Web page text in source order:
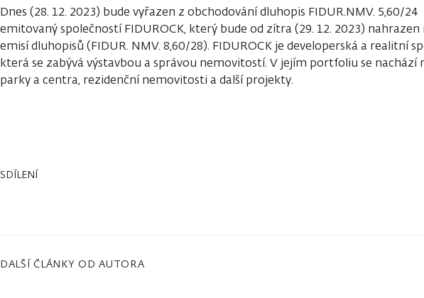
Dnes (28. 12. 2023) bude vyřazen z obchodování dluhopis FIDUR.NMV. 5,60/24
emitovaný společností FIDUROCK, který bude od zítra (29. 12. 2023) nahrazen
emisí dluhopisů (FIDUR. NMV. 8,60/28). FIDUROCK je developerská a realitní
která se zabývá výstavbou a správou nemovitostí. V jejím portfoliu se nachází
parky a centra, rezidenční nemovitosti a další projekty.
SDÍLENÍ
DALŠÍ ČLÁNKY OD AUTORA